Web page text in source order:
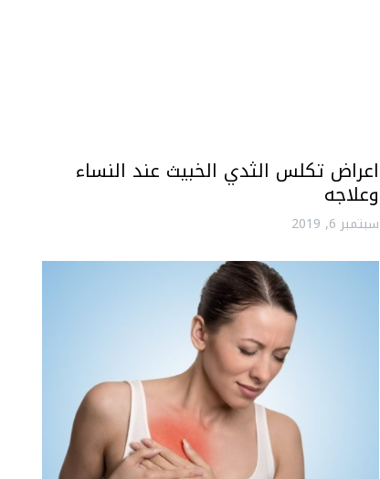
اعراض تكلس الثدي الخبيث عند النساء
وعلاجه
سبتمبر 6, 2019